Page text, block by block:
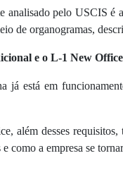
analisado pelo USCIS
de organogramas,
e o L-1 New Office
já está em
além desses requisitos,
como a empresa se